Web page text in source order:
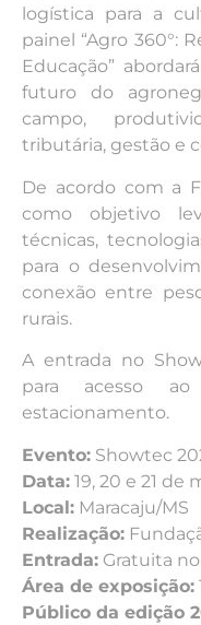
logística para a
painel “Agro 360°:
Educação”
futuro do
campo,
tributária, gestão e
De acordo com a
como objetivo
técnicas,
para o
conexão entre
rurais.
A entrada no
para acesso
estacionamento.
Evento: Showtec
Data: 19, 20 e 21 de
Local: Maracaju/MS
Realização:
Entrada: Gratuita
Área de exposição:
Público da edição